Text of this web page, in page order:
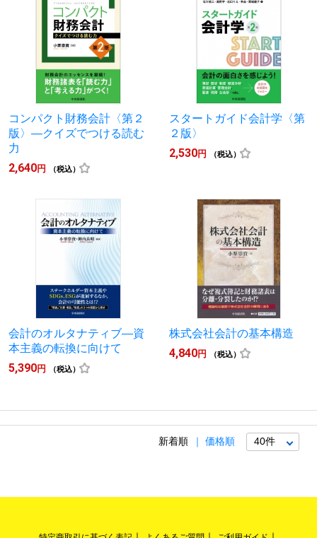
コンパクト財務会計〈第２
版〉―クイズでつける読む
力
2,640円 （税込）
スタートガイド会計学〈第
２版〉
2,530円 （税込）
会計のオルタナティブ―資
本主義の転換に向けて
5,390円 （税込）
株式会社会計の基本構造
4,840円 （税込）
新着順 価格順